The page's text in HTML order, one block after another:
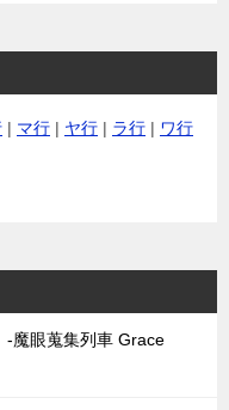
| マ行 | ヤ行 | ラ行 | ワ行
魔眼蒐集列車 Grace